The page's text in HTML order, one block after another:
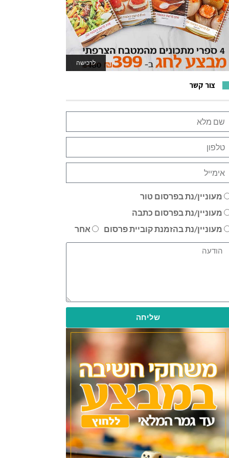
לרכישה
לאתר המשחקים
צור קשר
מעוניין/נת בפרסום טור
מעוניין/נת בפרסום כתבה
מעוניין/נת בהזמנת קוביית פרסום
אחר
שליחה